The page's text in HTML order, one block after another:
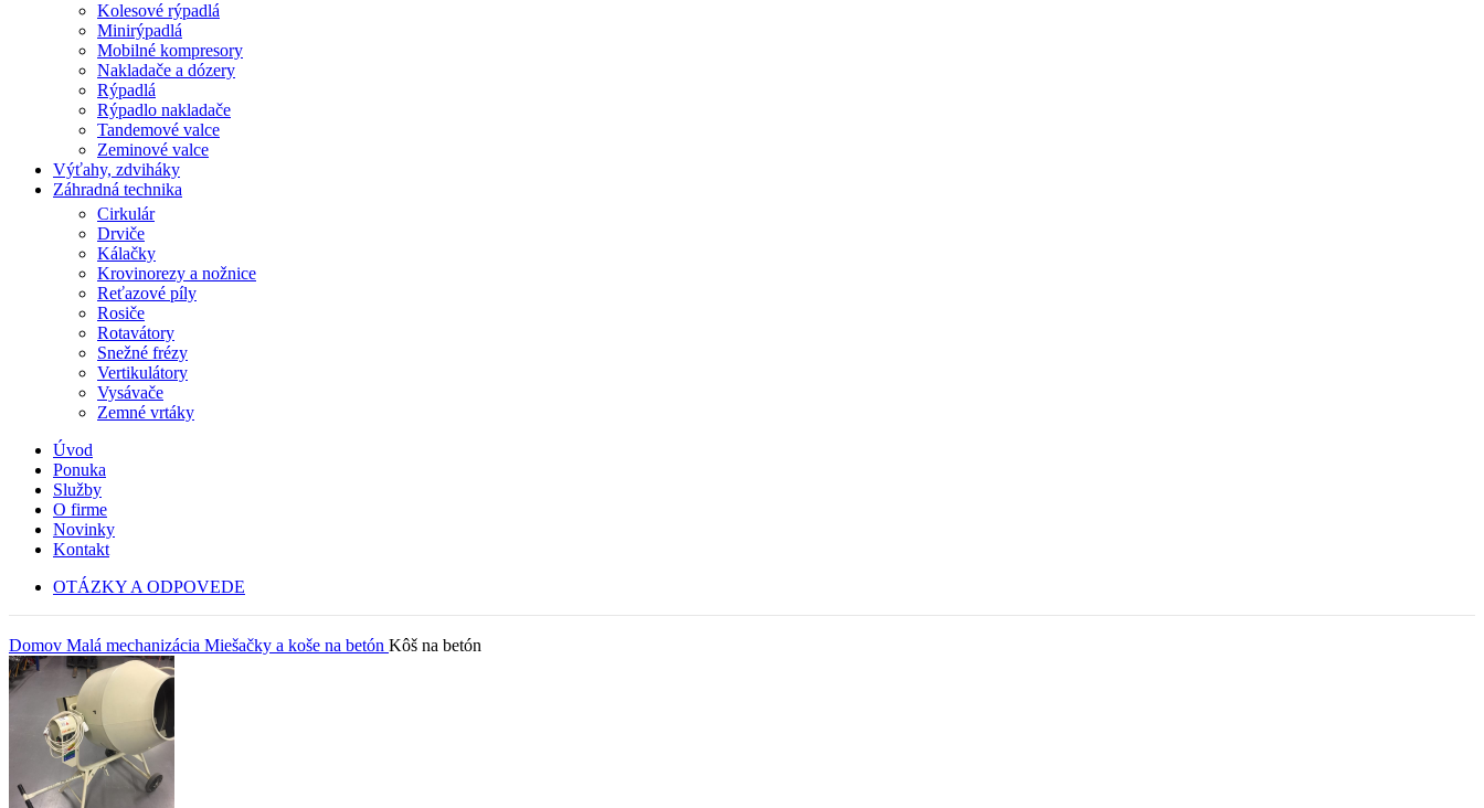
Kolesové rýpadlá
Minirýpadlá
Mobilné kompresory
Nakladače a dózery
Rýpadlá
Rýpadlo nakladače
Tandemové valce
Zeminové valce
Výťahy, zdviháky
Záhradná technika
Cirkulár
Drviče
Kálačky
Krovinorezy a nožnice
Reťazové píly
Rosiče
Rotavátory
Snežné frézy
Vertikulátory
Vysávače
Zemné vrtáky
Úvod
Ponuka
Služby
O firme
Novinky
Kontakt
OTÁZKY A ODPOVEDE
Domov Malá mechanizácia Miešačky a koše na betón Kôš na betón